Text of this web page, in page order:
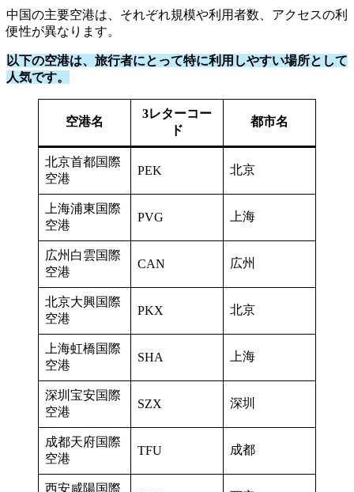
中国の主要空港は、それぞれ規模や利用者数、アクセスの利
便性が異なります。
以下の空港は、旅行者にとって特に利用しやすい場所として
人気です。
空港名
3レターコー
ド
都市名
北京首都国際
空港
PEK 北京
上海浦東国際
空港
PVG 上海
広州白雲国際
空港
CAN 広州
北京大興国際
空港
PKX 北京
上海虹橋国際
空港
SHA 上海
深圳宝安国際
空港
SZX 深圳
成都天府国際
空港
TFU 成都
西安咸陽国際